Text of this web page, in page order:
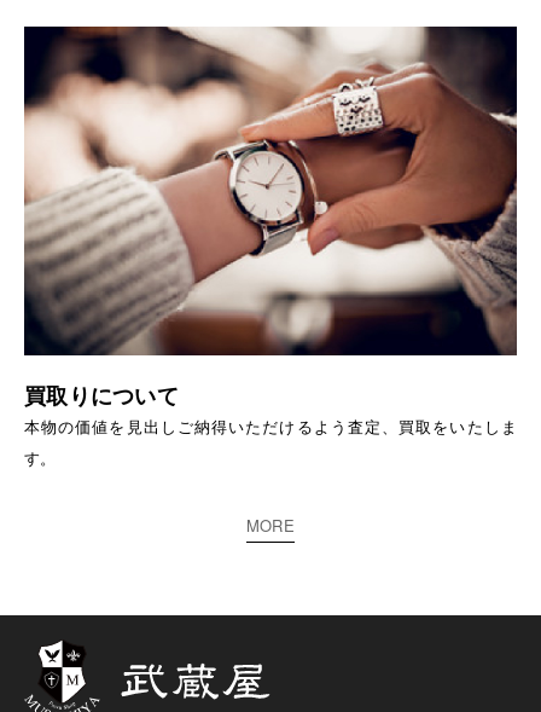
買取りについて
本物の価値を見出しご納得いただけるよう査定、買取をいたしま
す。
MORE